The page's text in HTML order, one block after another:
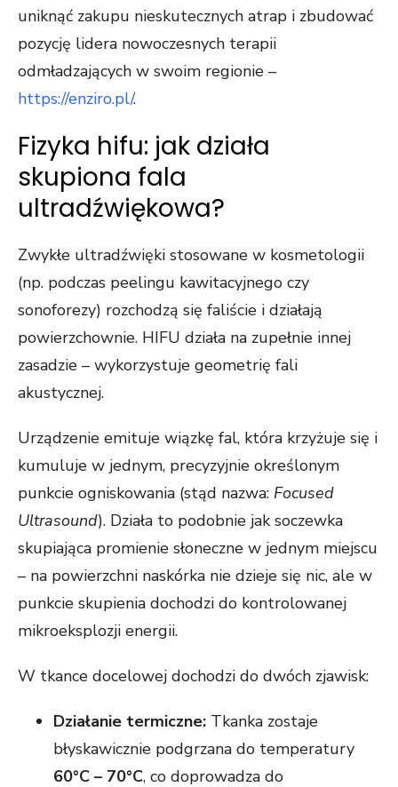
uniknąć zakupu nieskutecznych atrap i zbudować
pozycję lidera nowoczesnych terapii
odmładzających w swoim regionie –
https://enziro.pl/.
Fizyka hifu: jak działa
skupiona fala
ultradźwiękowa?
Zwykłe ultradźwięki stosowane w kosmetologii
(np. podczas peelingu kawitacyjnego czy
sonoforezy) rozchodzą się faliście i działają
powierzchownie. HIFU działa na zupełnie innej
zasadzie – wykorzystuje geometrię fali
akustycznej.
Urządzenie emituje wiązkę fal, która krzyżuje się i
kumuluje w jednym, precyzyjnie określonym
punkcie ogniskowania (stąd nazwa: Focused
Ultrasound). Działa to podobnie jak soczewka
skupiająca promienie słoneczne w jednym miejscu
– na powierzchni naskórka nie dzieje się nic, ale w
punkcie skupienia dochodzi do kontrolowanej
mikroeksplozji energii.
W tkance docelowej dochodzi do dwóch zjawisk:
Działanie termiczne: Tkanka zostaje
błyskawicznie podgrzana do temperatury
60°C – 70°C, co doprowadza do